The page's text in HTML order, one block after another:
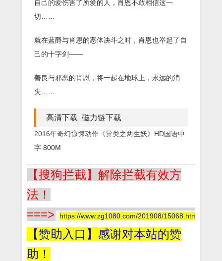
自己的爱伤害了所爱的人，肖恩不敢相信这一
切……
就在蓝爵与肖恩的恶体决斗之时，肖恩也举起了自
己的十字剑——
善良与邪恶的肖恩，将一起在地球上，永远的消
失……
高清下载 磁力链下载
2016年奇幻惊悚动作《异类之两生妖》HD国语中
字 800M
【搜狗拦截】解除拦截有效方
法！
===>
https://www.zg1080.com/201908/15068.html
【赞助入口】感谢对本站的赞
助！